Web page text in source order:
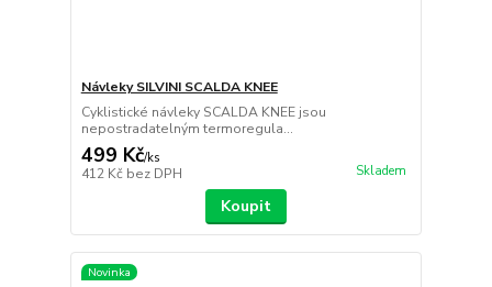
Návleky SILVINI SCALDA KNEE
Cyklistické návleky SCALDA KNEE jsou
nepostradatelným termoregula...
499 Kč/ks
412 Kč bez DPH Skladem
Koupit
Novinka